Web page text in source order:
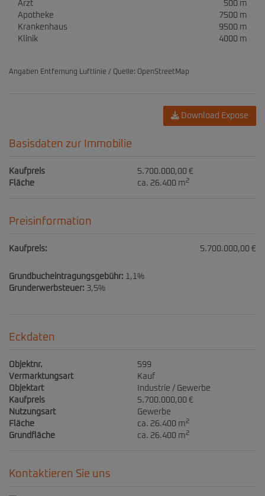
Arzt
500 m
Apotheke
7500 m
Krankenhaus
9500 m
Klinik
4000 m
Angaben Entfernung Luftlinie / Quelle: OpenStreetMap
Download Expose
Basisdaten zur Immobilie
Kaufpreis
5.700.000,00 €
Fläche
ca. 26.400 m2
Preisinformation
Kaufpreis: 5.700.000,00 €
Grundbucheintragungsgebühr: 1,1%
Grunderwerbsteuer: 3,5%
Eckdaten
Objektnr.
599
Vermarktungsart
Kauf
Objektart
Industrie / Gewerbe
Kaufpreis
5.700.000,00 €
Nutzungsart
Gewerbe
Fläche
ca. 26.400 m2
Grundfläche ca. 26.400 m2
Kontaktieren Sie uns